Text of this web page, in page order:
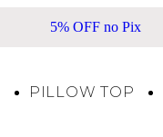
5% OFF no Pix
PILLOW TOP